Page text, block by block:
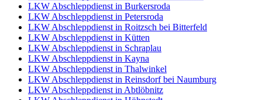
LKW Abschleppdienst in Burkersroda
LKW Abschleppdienst in Petersroda
LKW Abschleppdienst in Roitzsch bei Bitterfeld
LKW Abschleppdienst in Kütten
LKW Abschleppdienst in Schraplau
LKW Abschleppdienst in Kayna
LKW Abschleppdienst in Thalwinkel
LKW Abschleppdienst in Reinsdorf bei Naumburg
LKW Abschleppdienst in Abtlöbnitz